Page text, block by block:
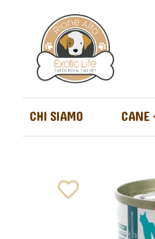
CHI SIAMO CANE